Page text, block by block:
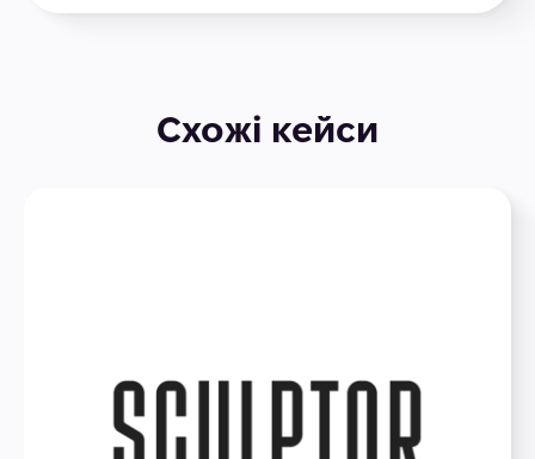
Схожі кейси